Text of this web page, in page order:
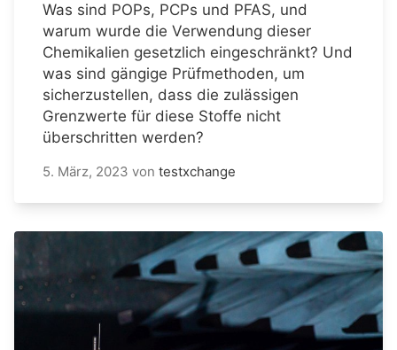
Was sind POPs, PCPs und PFAS, und
warum wurde die Verwendung dieser
Chemikalien gesetzlich eingeschränkt? Und
was sind gängige Prüfmethoden, um
sicherzustellen, dass die zulässigen
Grenzwerte für diese Stoffe nicht
überschritten werden?
5. März, 2023 von testxchange